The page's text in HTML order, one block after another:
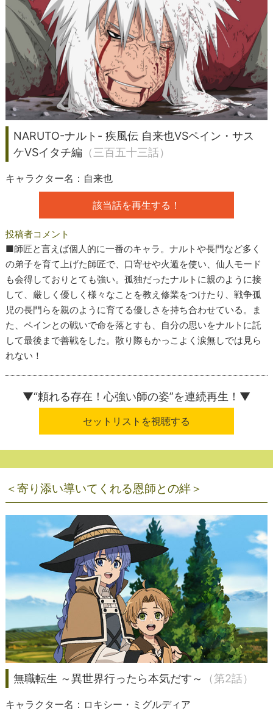
NARUTO-ナルト- 疾風伝 自来也VSペイン・サス
ケVSイタチ編 （三百五十三話）
キャラクター名：自来也
該当話を再生する！
投稿者コメント
■師匠と言えば個人的に一番のキャラ。ナルトや長門など多く
の弟子を育て上げた師匠で、口寄せや火遁を使い、仙人モード
も会得しておりとても強い。孤独だったナルトに親のように接
して、厳しく優しく様々なことを教え修業をつけたり、戦争孤
児の長門らを親のように育てる優しさを持ち合わせている。ま
た、ペインとの戦いで命を落とすも、自分の思いをナルトに託
して最後まで善戦をした。散り際もかっこよく涙無しでは見ら
れない！
▼“頼れる存在！心強い師の姿”を連続再生！▼
セットリストを視聴する
＜寄り添い導いてくれる恩師との絆＞
無職転生 ～異世界行ったら本気だす～ （第2話）
キャラクター名：ロキシー・ミグルディア